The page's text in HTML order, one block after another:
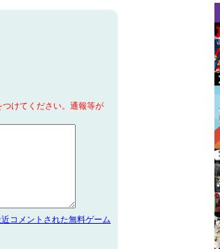
けてください。通報等が
コメントされた無料ゲーム